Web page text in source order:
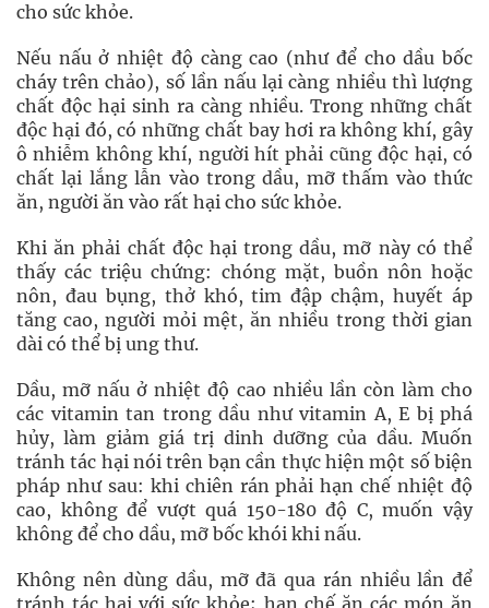
cho sức khỏe.
Nếu nấu ở nhiệt độ càng cao (như để cho dầu bốc
cháy trên chảo), số lần nấu lại càng nhiều thì lượng
chất độc hại sinh ra càng nhiều. Trong những chất
độc hại đó, có những chất bay hơi ra không khí, gây
ô nhiễm không khí, người hít phải cũng độc hại, có
chất lại lắng lẫn vào trong dầu, mỡ thấm vào thức
ăn, người ăn vào rất hại cho sức khỏe.
Khi ăn phải chất độc hại trong dầu, mỡ này có thể
thấy các triệu chứng: chóng mặt, buồn nôn hoặc
nôn, đau bụng, thở khó, tim đập chậm, huyết áp
tăng cao, người mỏi mệt, ăn nhiều trong thời gian
dài có thể bị ung thư.
Dầu, mỡ nấu ở nhiệt độ cao nhiều lần còn làm cho
các vitamin tan trong dầu như vitamin A, E bị phá
hủy, làm giảm giá trị dinh dưỡng của dầu. Muốn
tránh tác hại nói trên bạn cần thực hiện một số biện
pháp như sau: khi chiên rán phải hạn chế nhiệt độ
cao, không để vượt quá 150-180 độ C, muốn vậy
không để cho dầu, mỡ bốc khói khi nấu.
Không nên dùng dầu, mỡ đã qua rán nhiều lần để
tránh tác hại với sức khỏe; hạn chế ăn các món ăn